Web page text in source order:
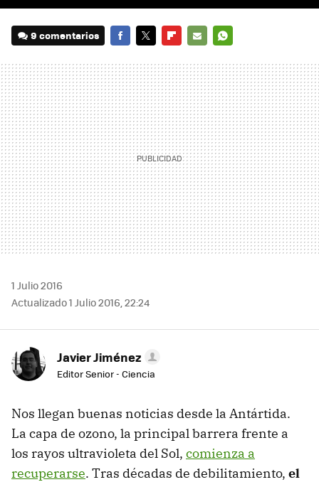
9 comentarios
MAIL
1 Julio 2016
Actualizado 1 Julio 2016, 22:24
Javier Jiménez
Editor Senior - Ciencia
Nos llegan buenas noticias desde la Antártida.
La capa de ozono, la principal barrera frente a
los rayos ultravioleta del Sol, comienza a
recuperarse. Tras décadas de debilitamiento, el